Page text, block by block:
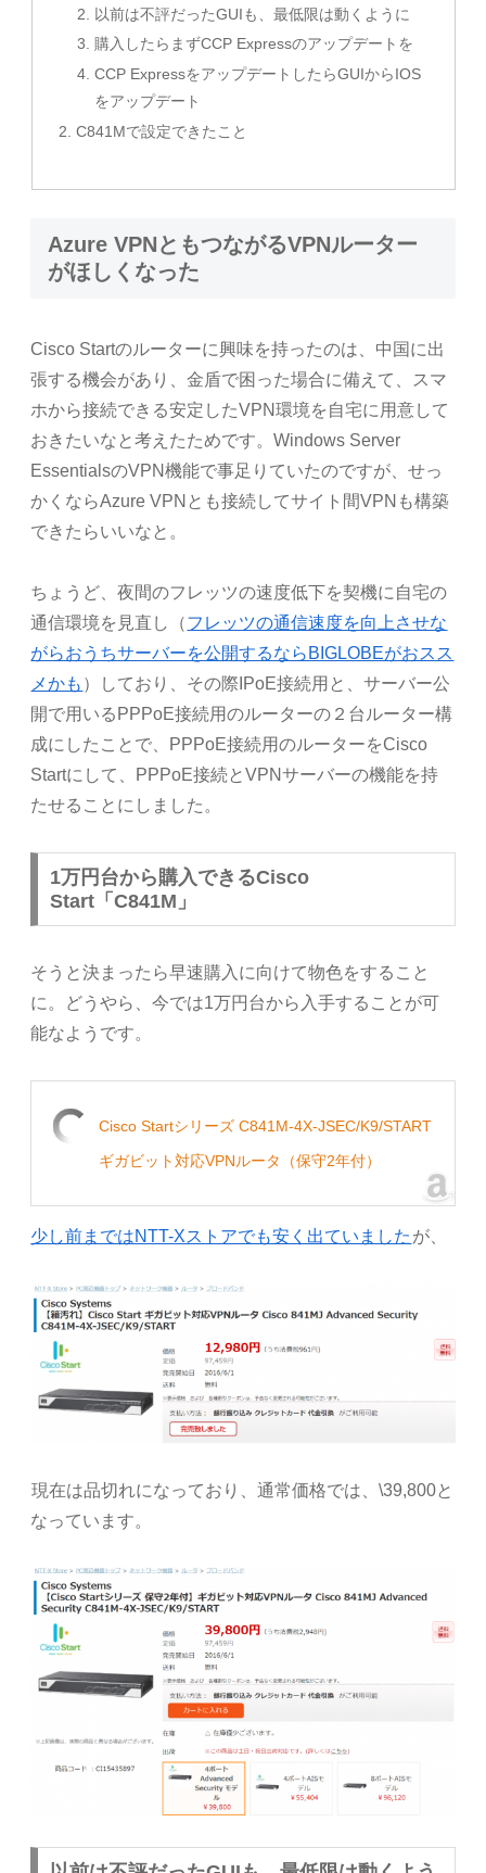
以前は不評だったGUIも、最低限は動くように
購入したらまずCCP Expressのアップデートを
CCP ExpressをアップデートしたらGUIからIOS
をアップデート
C841Mで設定できたこと
Azure VPNともつながるVPNルーター
がほしくなった
Cisco Startのルーターに興味を持ったのは、中国に出
張する機会があり、金盾で困った場合に備えて、スマ
ホから接続できる安定したVPN環境を自宅に用意して
おきたいなと考えたためです。Windows Server
EssentialsのVPN機能で事足りていたのですが、せっ
かくならAzure VPNとも接続してサイト間VPNも構築
できたらいいなと。
ちょうど、夜間のフレッツの速度低下を契機に自宅の
通信環境を見直し（フレッツの通信速度を向上させな
がらおうちサーバーを公開するならBIGLOBEがおスス
メかも ）しており、その際IPoE接続用と、サーバー公
開で用いるPPPoE接続用のルーターの２台ルーター構
成にしたことで、PPPoE接続用のルーターをCisco
Startにして、PPPoE接続とVPNサーバーの機能を持
たせることにしました。
1万円台から購入できるCisco
Start「C841M」
そうと決まったら早速購入に向けて物色をすること
に。どうやら、今では1万円台から入手することが可
能なようです。
Cisco Startシリーズ C841M-4X-JSEC/K9/START
ギガビット対応VPNルータ（保守2年付）
少し前まではNTT-Xストアでも安く出ていました が、
現在は品切れになっており、通常価格では、\39,800と
なっています。